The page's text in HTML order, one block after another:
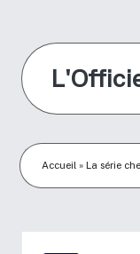
Accueil »La série